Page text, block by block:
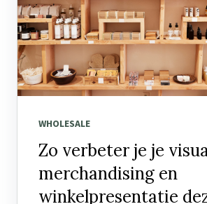
WHOLESALE
Zo verbeter je je
merchandising en
winkelpresentatie